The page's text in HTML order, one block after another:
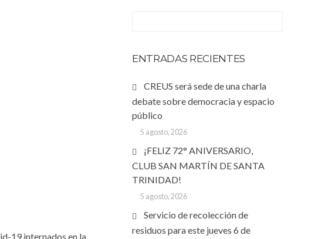
19 internados en la
ENTRADAS RECIENTES
CREUS será sede de una charla
debate sobre democracia y espacio
público
5 agosto, 2026
¡FELIZ 72° ANIVERSARIO,
CLUB SAN MARTÍN DE SANTA
TRINIDAD!
5 agosto, 2026
Servicio de recolección de
residuos para este jueves 6 de